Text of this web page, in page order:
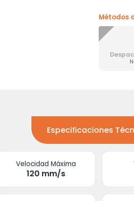
Métodos
Especificaciones
Velocidad Máxima
120 mm/s